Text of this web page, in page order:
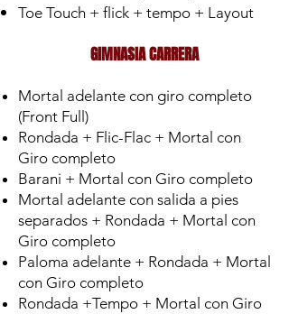
Toe Touch + flick + tempo + Layout
GIMNASIA CARRERA
Mortal adelante con giro completo
(Front Full)
Rondada + Flic-Flac + Mortal con
Giro completo
Barani + Mortal con Giro completo
Mortal adelante con salida a pies
separados + Rondada + Mortal con
Giro completo
Paloma adelante + Rondada + Mortal
con Giro completo
Rondada +Tempo + Mortal con Giro